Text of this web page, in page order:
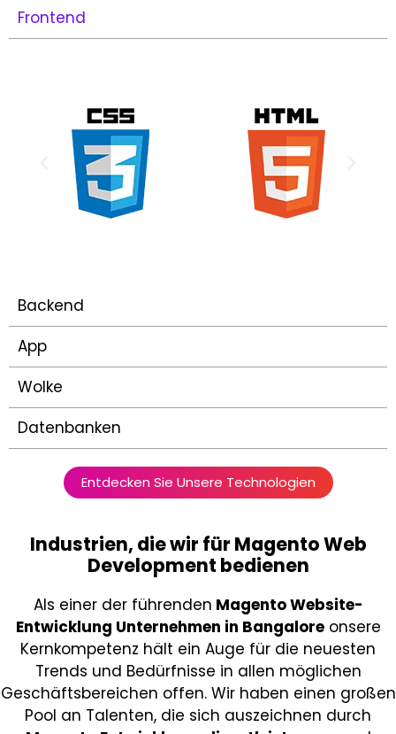
Frontend
Backend
App
Wolke
Datenbanken
Entdecken Sie Unsere Technologien
Industrien, die wir für Magento Web
Development bedienen
Als einer der führenden Magento Website-
Entwicklung Unternehmen in Bangaloreonsere
Kernkompetenz hält ein Auge für die neuesten
Trends und Bedürfnisse in allen möglichen
Geschäftsbereichen offen. Wir haben einen großen
Pool an Talenten, die sich auszeichnen durch